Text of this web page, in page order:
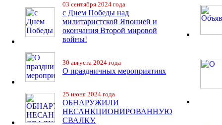
03 сентября 2024 года
с Днем Победы над
милитаристской Японией и
окончания Второй мировой
войны!
30 августа 2024 года
О праздничных мероприятиях
25 июня 2024 года
ОБНАРУЖИЛИ
НЕСАНКЦИОНИРОВАННУЮ
СВАЛКУ.